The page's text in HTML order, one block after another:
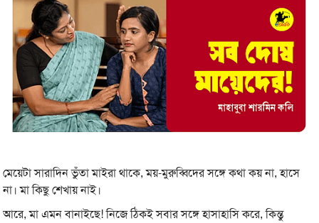
মেয়েটা সারাদিন ভুঁতা মাইরা থাকে, ময়-মুরুব্বিদের সঙ্গে কথা কয় না, হাসে
না। মা কিছু শেখায় নাই।
আরে, মা এমন বানাইছে! নিজে ঠিকই সবার সঙ্গে হাসাহাসি করে, কিন্তু